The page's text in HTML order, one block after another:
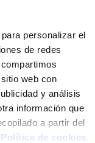
personalizar el
de redes
web con
y análisis
información que
a partir del
Política de cookies